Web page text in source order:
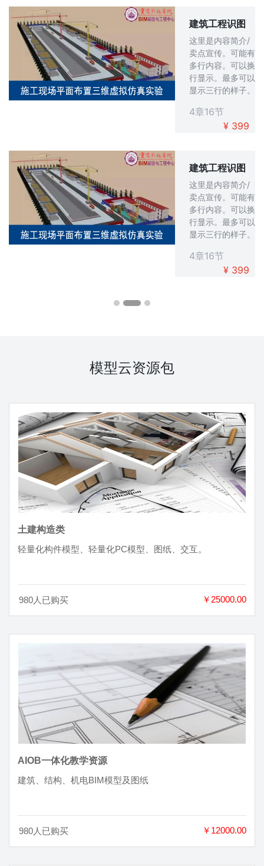
建筑工程识图
这里是内容简介/
卖点宣传。可能有
多行内容。可以换
行显示。最多可以
显示三行的样子。
4章16节
¥ 399
建筑工程识图
这里是内容简介/
卖点宣传。可能有
多行内容。可以换
行显示。最多可以
显示三行的样子。
4章16节
¥ 399
模型云资源包
土建构造类
轻量化构件模型、轻量化PC模型、图纸、交互。
980人已购买 ￥25000.00
AIOB一体化教学资源
建筑、结构、机电BIM模型及图纸
980人已购买 ￥12000.00